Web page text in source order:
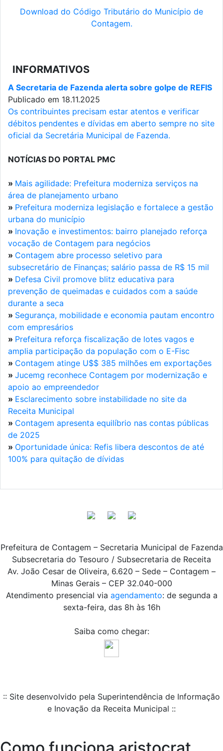
Download do Código Tributário do Município de
Contagem.
INFORMATIVOS
A Secretaria de Fazenda alerta sobre golpe de REFIS
Publicado em 18.11.2025
Os contribuintes precisam estar atentos e verificar
débitos pendentes e dívidas em aberto sempre no site
oficial da Secretária Municipal de Fazenda.
NOTÍCIAS DO PORTAL PMC
» Mais agilidade: Prefeitura moderniza serviços na
área de planejamento urbano
» Prefeitura moderniza legislação e fortalece a gestão
urbana do município
» Inovação e investimentos: bairro planejado reforça
vocação de Contagem para negócios
» Contagem abre processo seletivo para
subsecretário de Finanças; salário passa de R$ 15 mil
» Defesa Civil promove blitz educativa para
prevenção de queimadas e cuidados com a saúde
durante a seca
» Segurança, mobilidade e economia pautam encontro
com empresários
» Prefeitura reforça fiscalização de lotes vagos e
amplia participação da população com o E-Fisc
» Contagem atinge U$$ 385 milhões em exportações
» Jucemg reconhece Contagem por modernização e
apoio ao empreendedor
» Esclarecimento sobre instabilidade no site da
Receita Municipal
» Contagem apresenta equilíbrio nas contas públicas
de 2025
» Oportunidade única: Refis libera descontos de até
100% para quitação de dívidas
Prefeitura de Contagem – Secretaria Municipal de Fazenda
Subsecretaria do Tesouro / Subsecretaria de Receita
Av. João Cesar de Oliveira, 6.620 – Sede – Contagem –
Minas Gerais – CEP 32.040-000
Atendimento presencial via agendamento: de segunda a
sexta-feira, das 8h às 16h
Saiba como chegar:
:: Site desenvolvido pela Superintendência de Informação
e Inovação da Receita Municipal ::